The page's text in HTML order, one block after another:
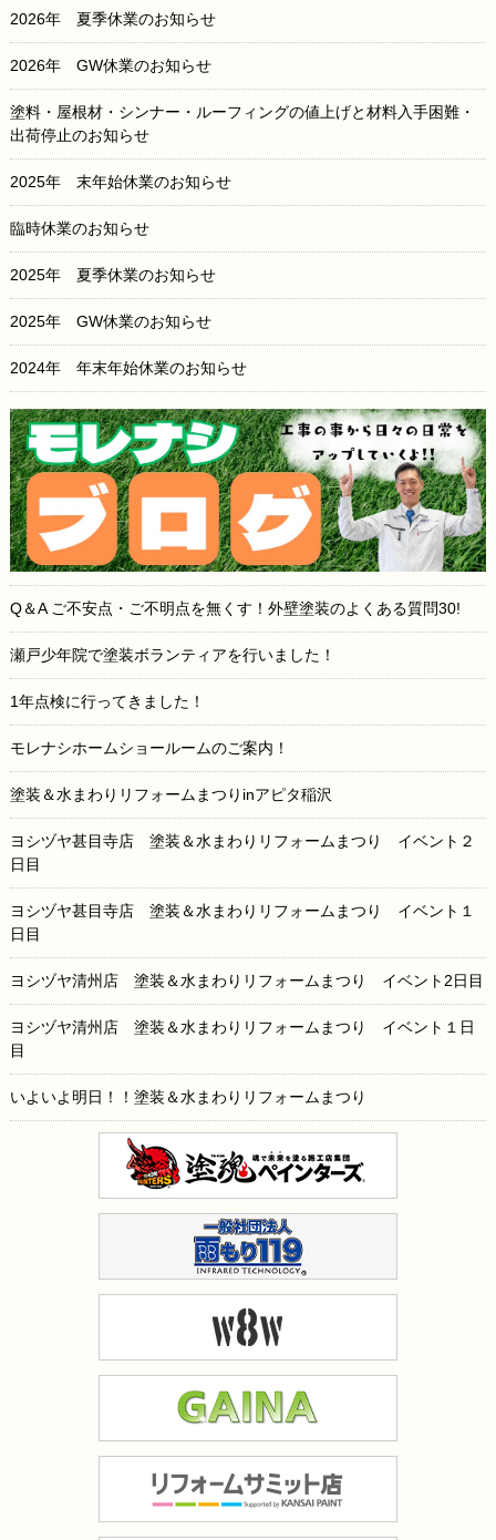
2026年 夏季休業のお知らせ
2026年 GW休業のお知らせ
塗料・屋根材・シンナー・ルーフィングの値上げと材料入手困難・
出荷停止のお知らせ
2025年 末年始休業のお知らせ
臨時休業のお知らせ
2025年 夏季休業のお知らせ
2025年 GW休業のお知らせ
2024年 年末年始休業のお知らせ
Q＆A ご不安点・ご不明点を無くす！外壁塗装のよくある質問30!
瀬戸少年院で塗装ボランティアを行いました！
1年点検に行ってきました！
モレナシホームショールームのご案内！
塗装＆水まわりリフォームまつりinアピタ稲沢
ヨシヅヤ甚目寺店 塗装＆水まわりリフォームまつり イベント２
日目
ヨシヅヤ甚目寺店 塗装＆水まわりリフォームまつり イベント１
日目
ヨシヅヤ清州店 塗装＆水まわりリフォームまつり イベント2日目
ヨシヅヤ清州店 塗装＆水まわりリフォームまつり イベント１日
目
いよいよ明日！！塗装＆水まわりリフォームまつり